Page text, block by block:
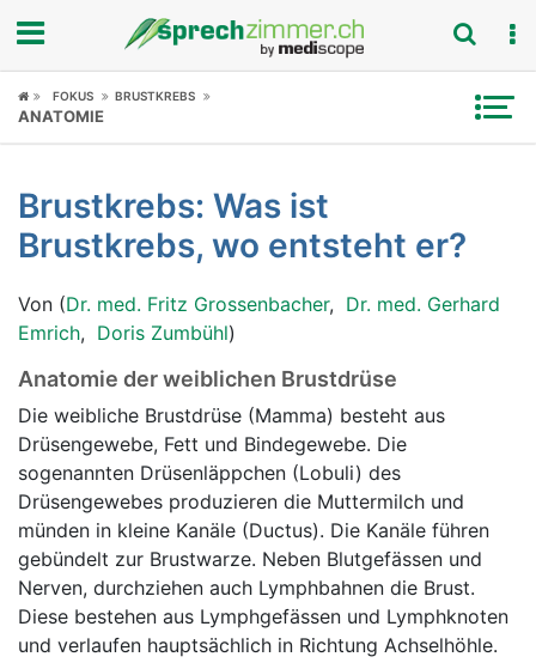
Fokus
Symptome
Untersuchungen
News
Ratgeber
Rubriken
FOKUS BRUSTKREBS
ANATOMIE
Brustkrebs: Was ist
Brustkrebs, wo entsteht er?
Von (Dr. med. Fritz Grossenbacher, Dr. med. Gerhard
Emrich, Doris Zumbühl)
Anatomie der weiblichen Brustdrüse
Die weibliche Brustdrüse (Mamma) besteht aus
Drüsengewebe, Fett und Bindegewebe. Die
sogenannten Drüsenläppchen (Lobuli) des
Drüsengewebes produzieren die Muttermilch und
münden in kleine Kanäle (Ductus). Die Kanäle führen
gebündelt zur Brustwarze. Neben Blutgefässen und
Nerven, durchziehen auch Lymphbahnen die Brust.
Diese bestehen aus Lymphgefässen und Lymphknoten
und verlaufen hauptsächlich in Richtung Achselhöhle.